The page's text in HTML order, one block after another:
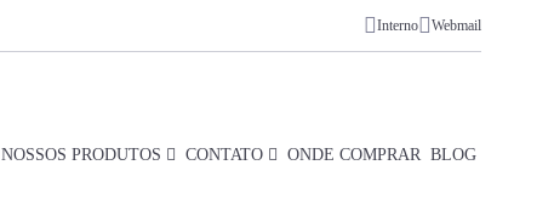
Interno Webmail
NOSSOS PRODUTOS CONTATO ONDE COMPRAR BLOG